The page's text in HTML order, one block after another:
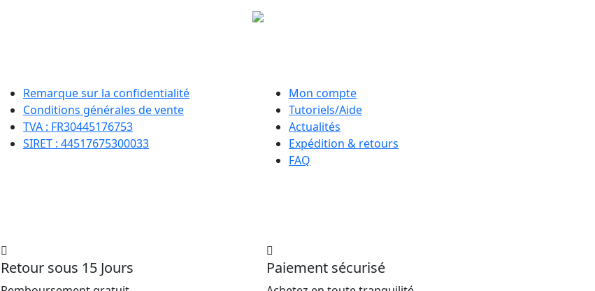
Remarque sur la confidentialité
Conditions générales de vente
TVA : FR30445176753
SIRET : 44517675300033
Mon compte
Tutoriels/Aide
Actualités
Expédition & retours
FAQ
Retour sous 15 Jours Paiement sécurisé